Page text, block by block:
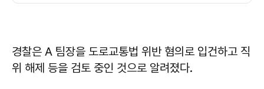
경찰은 A 팀장을 도로교통법 위반 혐의로 입건하고 직
위 해제 등을 검토 중인 것으로 알려졌다.